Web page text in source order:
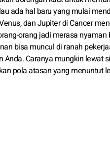
ada hal baru yang mulai
dan Jupiter di Cancer
orang jadi merasa
bisa muncul di ranah
Caranya mungkin lewat
pola atasan yang